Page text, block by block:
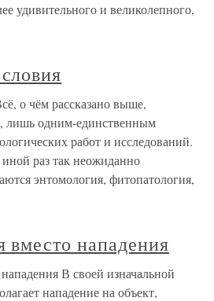
удивительного и великолепного,
о чём рассказано выше,
лишь одним-единственным
работ и исследований.
раз так неожиданно
энтомология, фитопатология,
вместо нападения
В своей изначальной
нападение на объект,